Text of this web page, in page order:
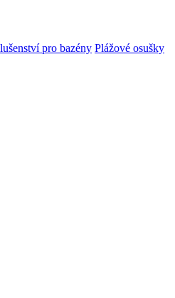
pro bazény Plážové osušky